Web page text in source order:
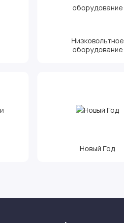
Низковольтное
оборудование
Новый Год